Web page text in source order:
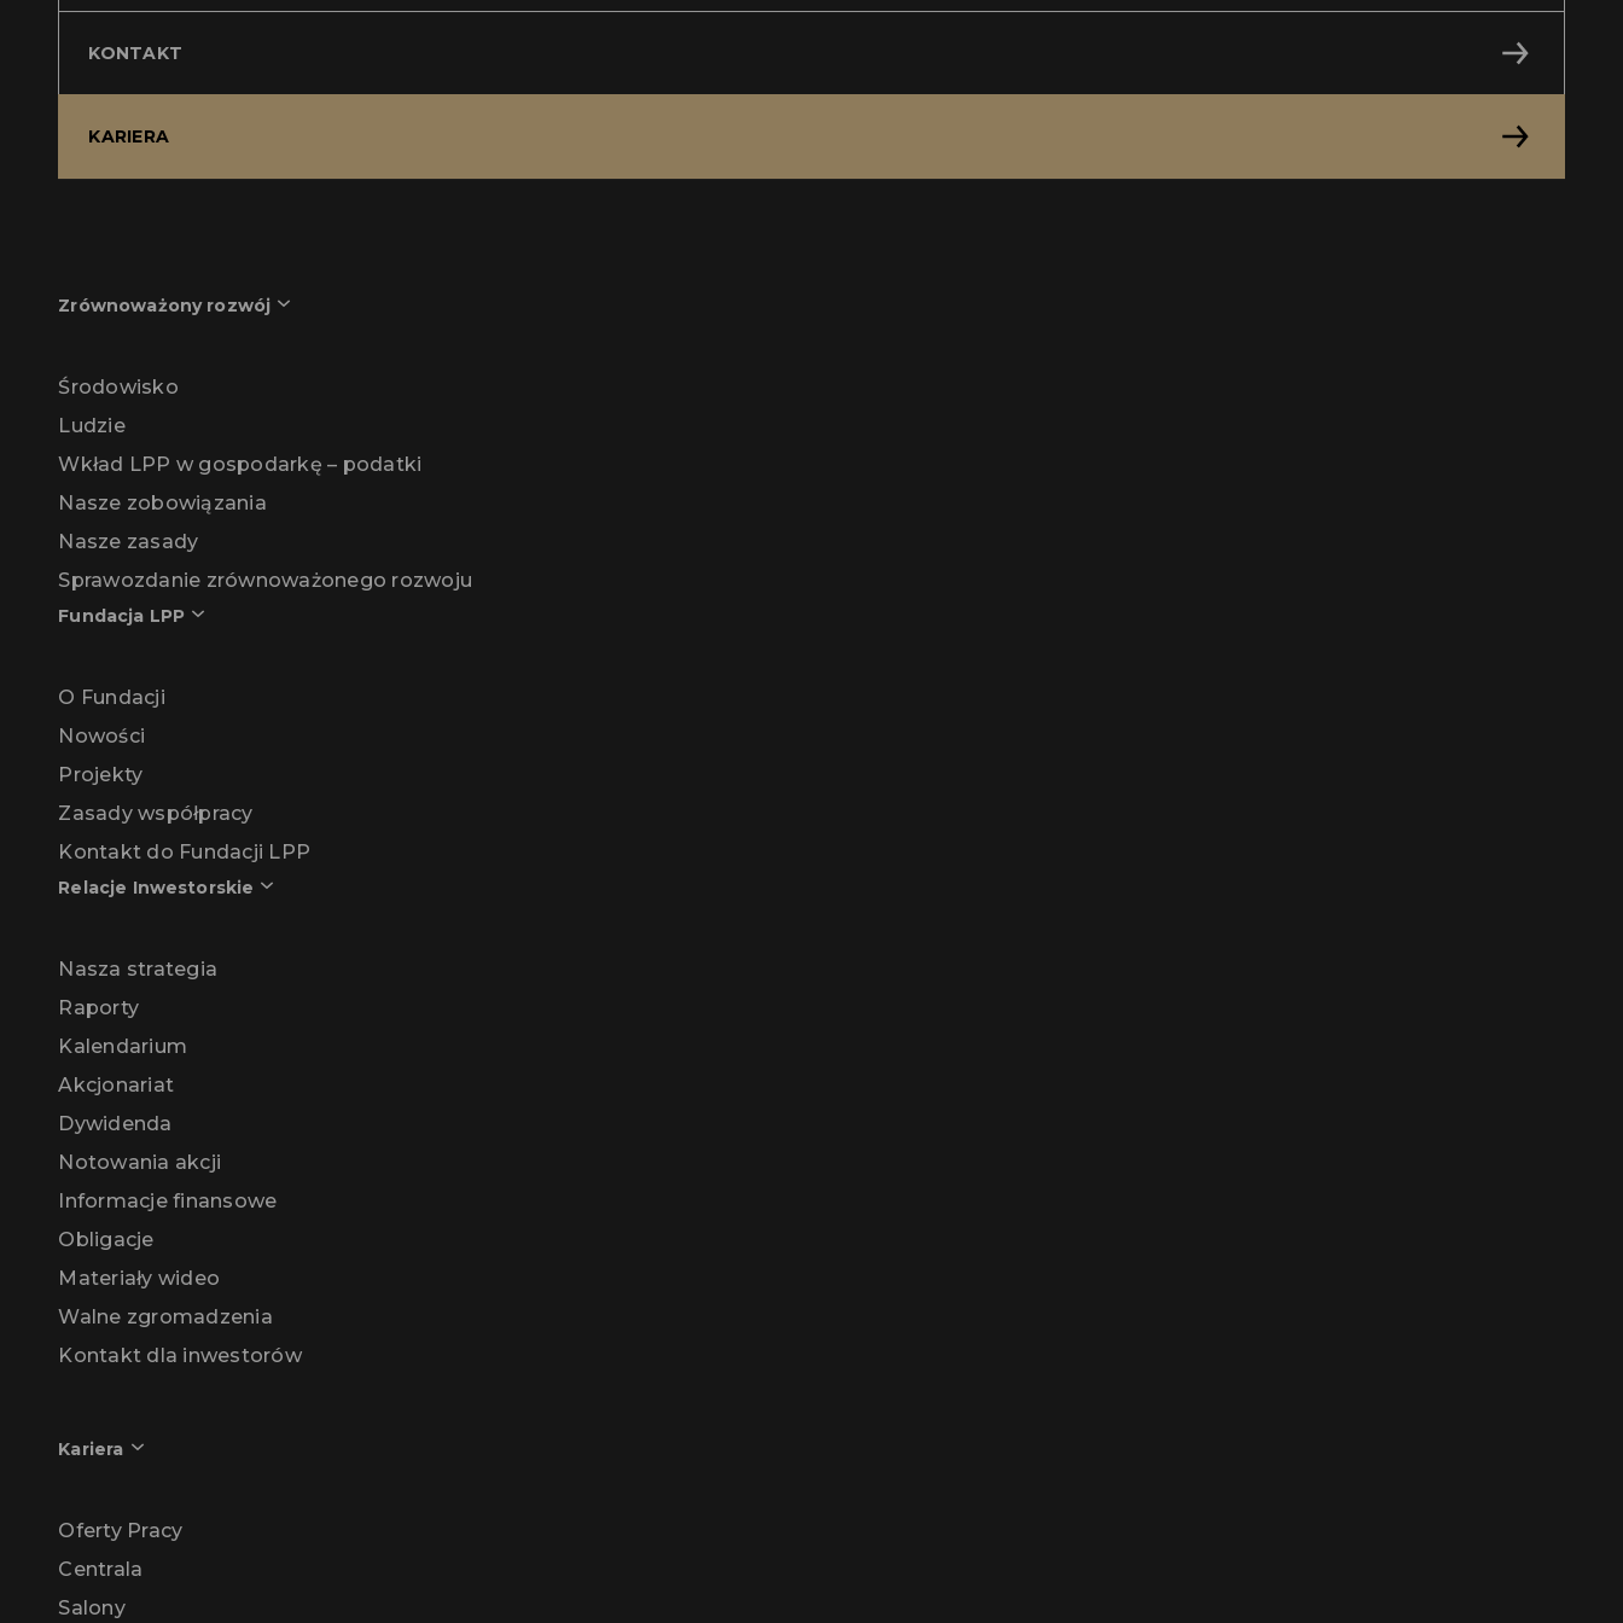
KONTAKT
KARIERA
Zrównoważony rozwój
Środowisko
Ludzie
Wkład LPP w gospodarkę – podatki
Nasze zobowiązania
Nasze zasady
Sprawozdanie zrównoważonego rozwoju
Fundacja LPP
O Fundacji
Nowości
Projekty
Zasady współpracy
Kontakt do Fundacji LPP
Relacje Inwestorskie
Nasza strategia
Raporty
Kalendarium
Akcjonariat
Dywidenda
Notowania akcji
Informacje finansowe
Obligacje
Materiały wideo
Walne zgromadzenia
Kontakt dla inwestorów
Kariera
Oferty Pracy
Centrala
Salony